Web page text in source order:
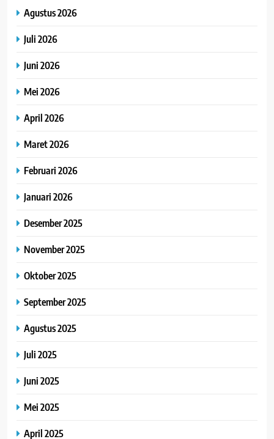
Agustus 2026
Juli 2026
Juni 2026
Mei 2026
April 2026
Maret 2026
Februari 2026
Januari 2026
Desember 2025
November 2025
Oktober 2025
September 2025
Agustus 2025
Juli 2025
Juni 2025
Mei 2025
April 2025